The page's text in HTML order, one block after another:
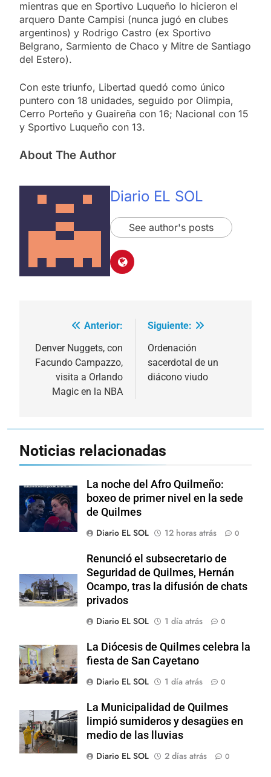
mientras que en Sportivo Luqueño lo hicieron el
arquero Dante Campisi (nunca jugó en clubes
argentinos) y Rodrigo Castro (ex Sportivo
Belgrano, Sarmiento de Chaco y Mitre de Santiago
del Estero).
Con este triunfo, Libertad quedó como único
puntero con 18 unidades, seguido por Olimpia,
Cerro Porteño y Guaireña con 16; Nacional con 15
y Sportivo Luqueño con 13.
About The Author
Diario EL SOL
See author's posts
Navegación
de
entradas
Anterior:
Denver Nuggets, con
Facundo Campazzo,
visita a Orlando
Magic en la NBA
Siguiente:
Ordenación
sacerdotal de un
diácono viudo
Noticias relacionadas
La noche del Afro Quilmeño:
boxeo de primer nivel en la sede
de Quilmes
Diario EL SOL
12 horas atrás 0
Renunció el subsecretario de
Seguridad de Quilmes, Hernán
Ocampo, tras la difusión de chats
privados
Diario EL SOL
1 día atrás 0
La Diócesis de Quilmes celebra la
fiesta de San Cayetano
Diario EL SOL
1 día atrás 0
La Municipalidad de Quilmes
limpió sumideros y desagües en
medio de las lluvias
Diario EL SOL
2 días atrás 0